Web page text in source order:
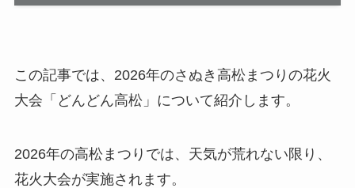
この記事では、2026年のさぬき高松まつりの花火
大会「どんどん高松」について紹介します。
2026年の高松まつりでは、天気が荒れない限り、
花火大会が実施されます。